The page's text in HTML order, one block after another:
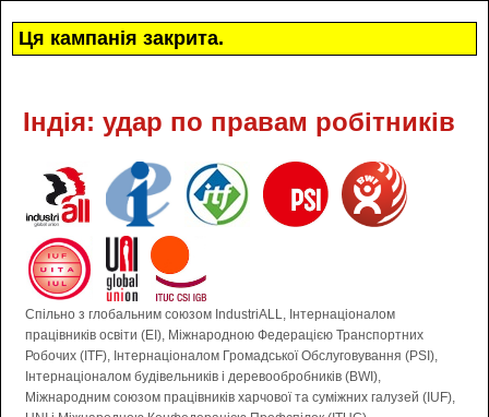
Ця кампанія закрита.
Індія: удар по правам робітників
Спільно з глобальним союзом IndustriALL, Інтернаціоналом
працівників освіти (EI), Міжнародною Федерацією Транспортних
Робочих (ITF), Інтернаціоналом Громадської Обслуговування (PSI),
Інтернаціоналом будівельників і деревообробників (BWI),
Міжнародним союзом працівників харчової та суміжних галузей (ІUF),